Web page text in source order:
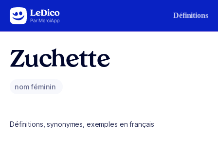
Aller au contenu Définitions
Zuchette
nom féminin
Définitions, synonymes, exemples en français